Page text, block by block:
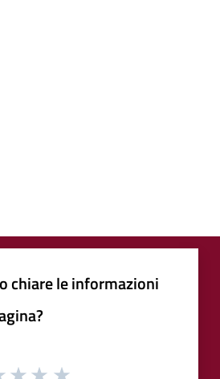
chiare le informazioni